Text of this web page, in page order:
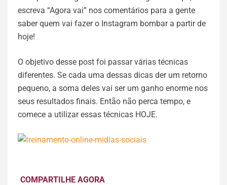
escreva “Agora vai” nos comentários para a gente
saber quem vai fazer o Instagram bombar a partir de
hoje!
O objetivo desse post foi passar várias técnicas
diferentes. Se cada uma dessas dicas der um retorno
pequeno, a soma deles vai ser um ganho enorme nos
seus resultados finais. Então não perca tempo, e
comece a utilizar essas técnicas HOJE.
COMPARTILHE AGORA